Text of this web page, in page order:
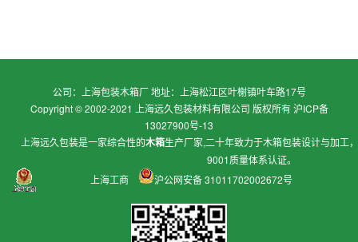
公司：上海包装木箱厂 地址：上海松江区叶榭镇叶车路17号
Copyright © 2002-2021 上海远久包装材料有限公司 版权所有沪ICP备
13027900号-13
上海远久包装是一家综合性的木箱生产厂家,二十年致力于木箱包装设计与加工
9001质量体系认证。
上海工商
沪公网安备 31011702002672号